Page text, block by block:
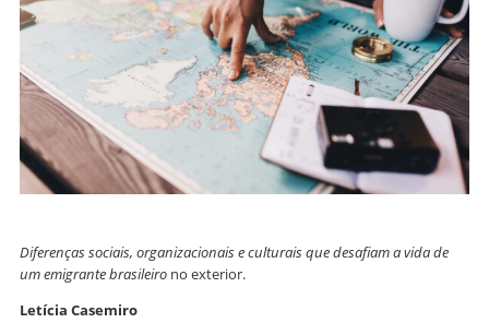
Diferenças sociais, organizacionais e culturais que desafiam a vida de
um emigrante brasileiro no exterior.
Letícia Casemiro